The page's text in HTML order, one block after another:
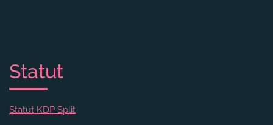
Statut
Statut KDP Split